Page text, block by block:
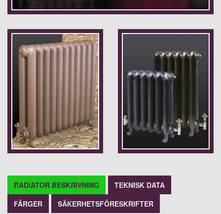
RADIATOR BESKRIVNING
TEKNISK DATA
FÄRGER
SÄKERHETSFÖRESKRIFTER